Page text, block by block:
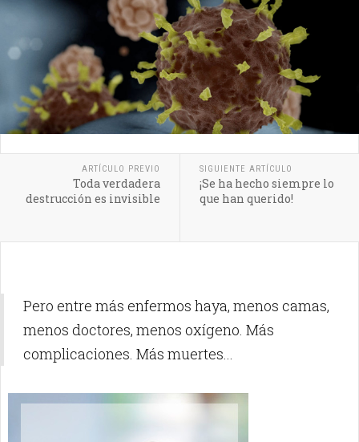
ARTÍCULO PREVIO
Toda verdadera
destrucción es invisible
SIGUIENTE ARTÍCULO
¡Se ha hecho siempre lo
que han querido!
Pero entre más enfermos haya, menos camas,
menos doctores, menos oxígeno. Más
complicaciones. Más muertes...